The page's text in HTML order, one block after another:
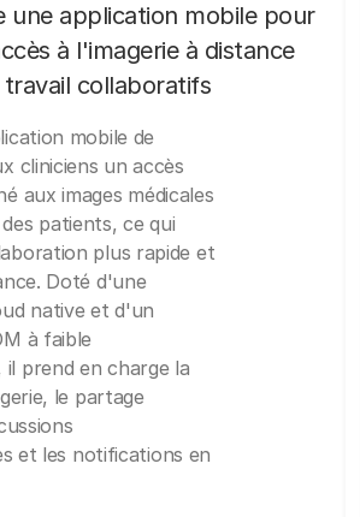
une application mobile pour
à l'imagerie à distance
collaboratifs
mobile de
cliniciens un accès
aux images médicales
patients, ce qui
plus rapide et
Doté d'une
native et d'un
à faible
prend en charge la
le partage
et les notifications en